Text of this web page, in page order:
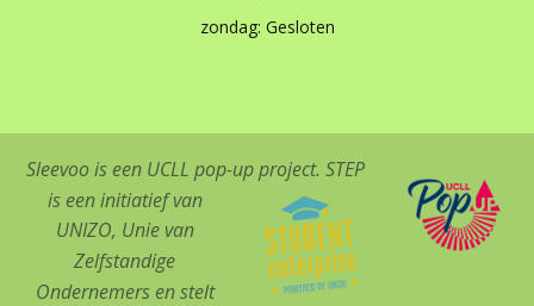
zondag: Gesloten
Sleevoo is een UCLL pop-up project.STEP
is een initiatief van
UNIZO, Unie van
Zelfstandige
Ondernemers en stelt